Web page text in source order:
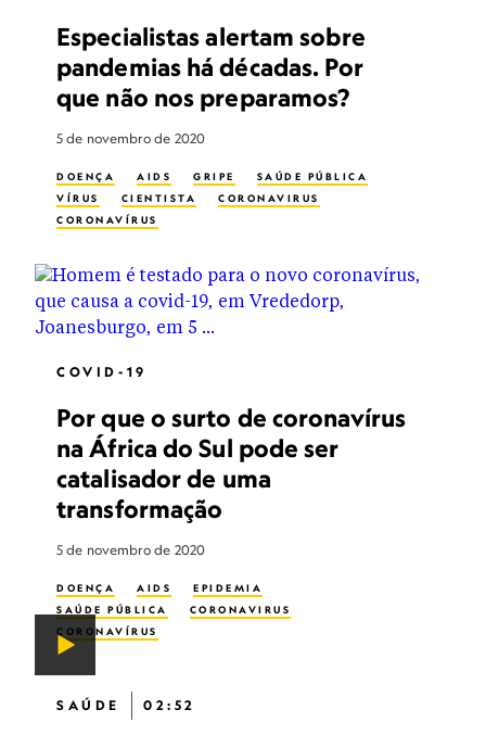
Especialistas alertam sobre
pandemias há décadas. Por
que não nos preparamos?
5 de novembro de 2020
DOENÇA AIDS GRIPE
SAÚDE PÚBLICA
VÍRUS
CIENTISTA
CORONAVIRUS
CORONAVÍRUS
COVID-19
Por que o surto de coronavírus
na África do Sul pode ser
catalisador de uma
transformação
5 de novembro de 2020
DOENÇA AIDS
EPIDEMIA
SAÚDE PÚBLICA
CORONAVIRUS
CORONAVÍRUS
SAÚDE 02:52